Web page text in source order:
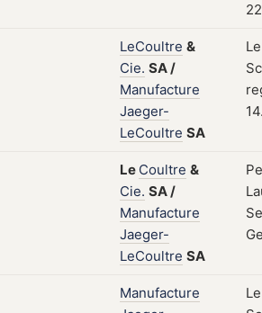
LeCoultre &
Cie. SA/
Manufacture
Jaeger-
LeCoultre SA
Le Coultre &
Cie. SA/
Manufacture
Jaeger-
LeCoultre SA
Manufacture